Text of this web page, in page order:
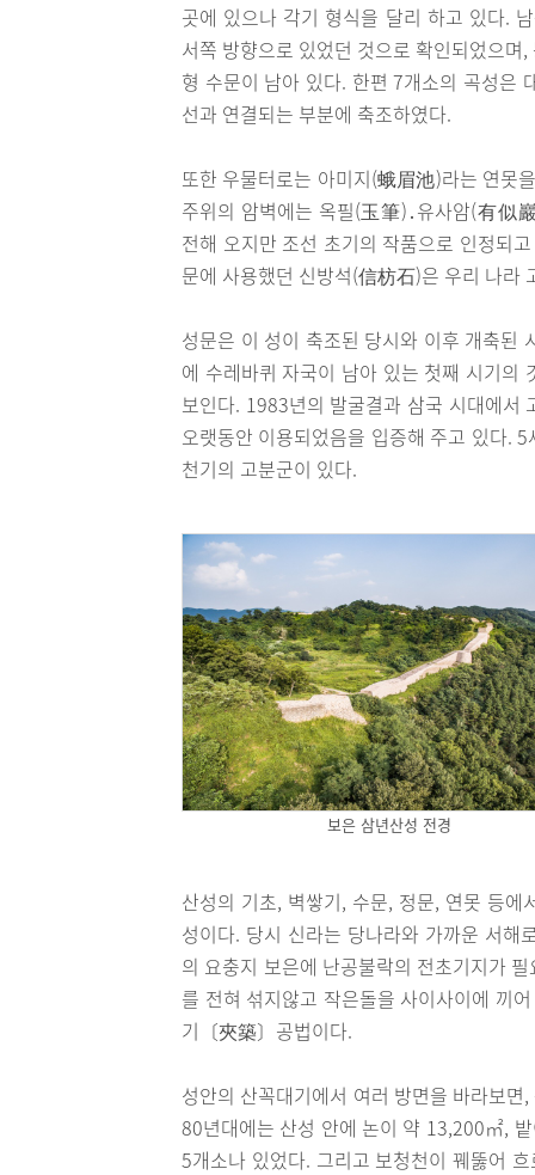
곳에 있으나 각기 형식을 달리 하고 있다.
서쪽 방향으로 있었던 것으로 확인되었으
형 수문이 남아 있다. 한편 7개소의 곡성은
선과 연결되는 부분에 축조하였다.
또한 우물터로는 아미지(蛾眉池)라는 연못
주위의 암벽에는 옥필(玉筆)․유사암(有似
전해 오지만 조선 초기의 작품으로 인정되
문에 사용했던 신방석(信枋石)은 우리 나라
성문은 이 성이 축조된 당시와 이후 개축된
에 수레바퀴 자국이 남아 있는 첫째 시기의
보인다. 1983년의 발굴결과 삼국 시대에서
오랫동안 이용되었음을 입증해 주고 있다.
천기의 고분군이 있다.
보은 삼년산성 전경
산성의 기초, 벽쌓기, 수문, 정문, 연못 등
성이다. 당시 신라는 당나라와 가까운 서해
의 요충지 보은에 난공불락의 전초기지가
를 전혀 섞지않고 작은돌을 사이사이에 끼
기〔夾築〕공법이다.
성안의 산꼭대기에서 여러 방면을 바라보
80년대에는 산성 안에 논이 약 13,200㎡,
5개소나 있었다. 그리고 보청천이 꿰뚫어